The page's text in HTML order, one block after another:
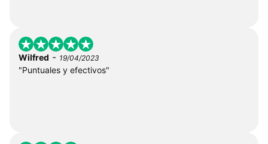
Wilfred - 19/04/2023
"Puntuales y efectivos"